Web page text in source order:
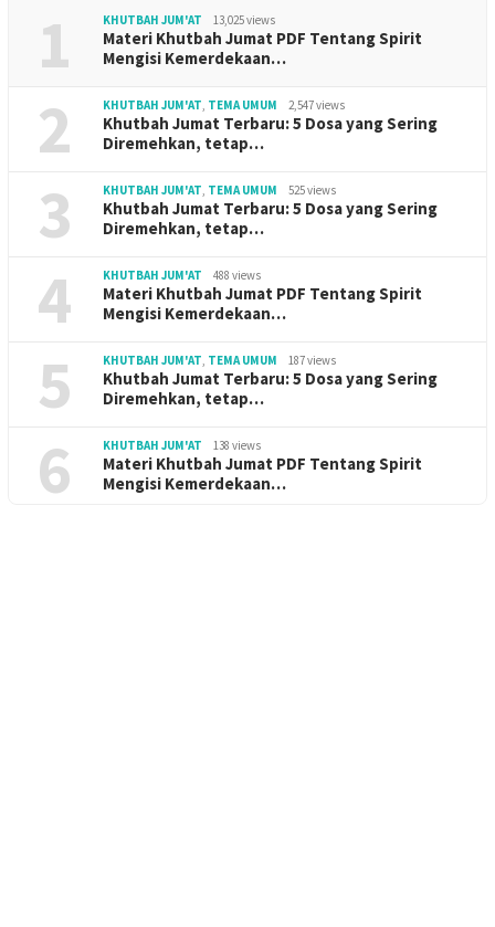
1 KHUTBAH JUM'AT 13,025 views
Materi Khutbah Jumat PDF Tentang Spirit
Mengisi Kemerdekaan…
2 KHUTBAH JUM'AT TEMA UMUM 2,547 views
Khutbah Jumat Terbaru: 5 Dosa yang Sering
Diremehkan, tetap…
3 KHUTBAH JUM'AT TEMA UMUM 525 views
Khutbah Jumat Terbaru: 5 Dosa yang Sering
Diremehkan, tetap…
4 KHUTBAH JUM'AT 488 views
Materi Khutbah Jumat PDF Tentang Spirit
Mengisi Kemerdekaan…
5 KHUTBAH JUM'AT TEMA UMUM 187 views
Khutbah Jumat Terbaru: 5 Dosa yang Sering
Diremehkan, tetap…
6 KHUTBAH JUM'AT 138 views
Materi Khutbah Jumat PDF Tentang Spirit
Mengisi Kemerdekaan…